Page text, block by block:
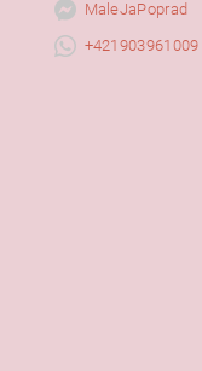
MaleJaPoprad
+421903961009